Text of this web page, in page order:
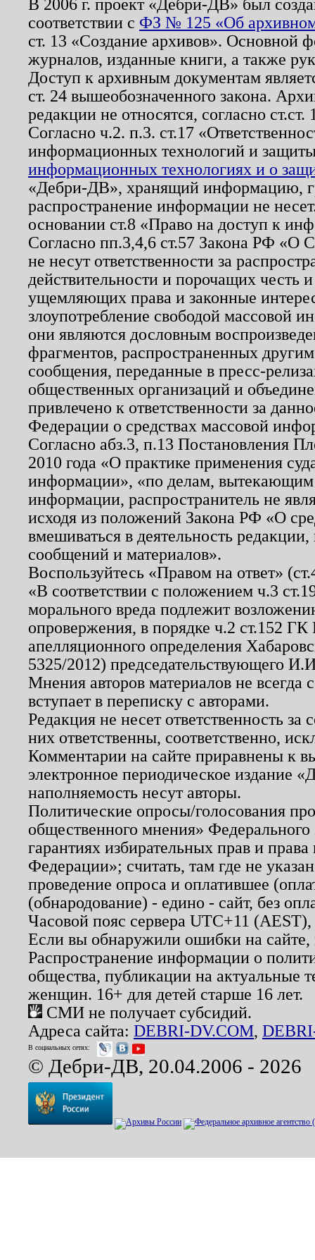
В 2006 г. проект «Дебри-ДВ» был
соответствии с ФЗ № 125 «Об
ст. 13 «Создание архивов». Основной
журналов, изданные книги, а также
Доступ к архивным документам
ст. 24 вышеобозначенного закона.
редакции не относятся, согласно
Согласно ч.2. п.3. ст.17
информационных технологий и
информационных технологиях и о
«Дебри-ДВ», хранящий информацию,
распространение информации не
основании ст.8 «Право на доступ к
Согласно пп.3,4,6 ст.57 Закона РФ «О
не несут ответственности за
действительности и порочащих честь
ущемляющих права и законные
злоупотребление свободой массовой
они являются дословным
фрагментов, распространенных
сообщения, переданные в пресс-
общественных организаций и
привлечено к ответственности за
Федерации о средствах массовой
Согласно абз.3, п.13 Постановления
2010 года «О практике применения
информации», «по делам, вытекающим
информации, распространитель не
исходя из положений Закона РФ «О
вмешиваться в деятельность
сообщений и материалов».
Воспользуйтесь «Правом на ответ»
«В соответствии с положением ч.3
морального вреда подлежит
опровержения, в порядке ч.2 ст.152
апелляционного определения
5325/2012) председательствующего
Мнения авторов материалов не
вступает в переписку с авторами.
Редакция не несет ответственность
них ответственны, соответственно,
Комментарии на сайте приравнены к
электронное периодическое издание
наполняемость несут авторы.
Политические опросы/голосования
общественного мнения»
гарантиях избирательных прав и
Федерации»; считать, там где не
проведение опроса и оплатившее
(обнародование) - едино - сайт, без
Часовой пояс сервера UTC+11
Если вы обнаружили ошибки на
Распространение информации о
общества, публикации на актуальные
женщин. 16+ для детей старше 16 лет.
СМИ не получает субсидий.
Адреса сайта: DEBRI-DV.COM,
В социальных сетях:
© Дебри-ДВ, 20.04.2006 - 2026